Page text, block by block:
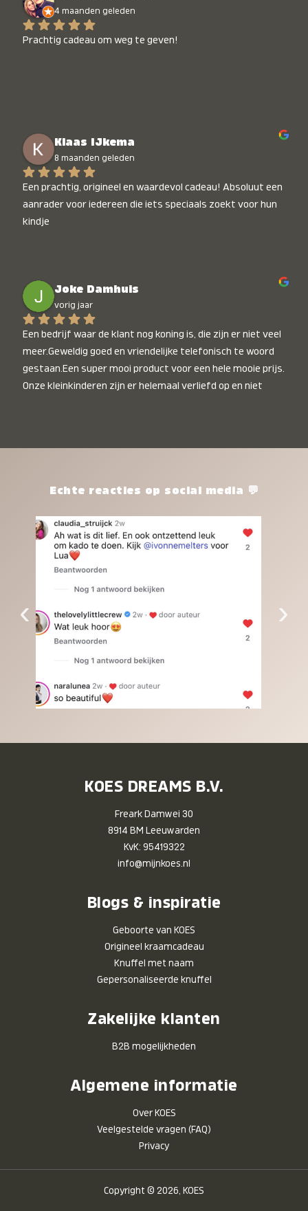
4 maanden geleden
Prachtig cadeau om weg te geven!
Klaas IJkema
8 maanden geleden
Een prachtig, origineel en waardevol cadeau! Absoluut een
aanrader voor iedereen die iets speciaals zoekt voor hun
kindje
Joke Damhuis
vorig jaar
Een bedrijf waar de klant nog koning is, die zijn er niet veel
meer.Geweldig goed en vriendelijke telefonisch te woord
gestaan.Een super mooi product voor een hele mooie prijs.
Onze kleinkinderen zijn er helemaal verliefd op en niet
het waard.Echte reacties op social media 💬
‹ ›
KOES DREAMS B.V.
Freark Damwei 30
8914 BM Leeuwarden
KvK: 95419322
info@mijnkoes.nl
Blogs & inspiratie
Geboorte van KOES
Origineel kraamcadeau
Knuffel met naam
Gepersonaliseerde knuffel
Zakelijke klanten
B2B mogelijkheden
Algemene informatie
Over KOES
Veelgestelde vragen (FAQ)
Privacy
Copyright © 2026, KOES